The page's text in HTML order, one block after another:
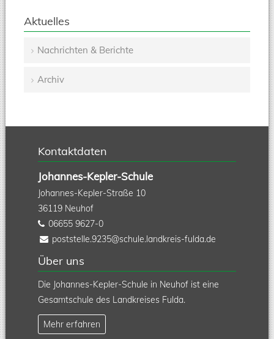
Aktuelles
überspringen
Nachrichten & Berichte
Archiv
Kontaktdaten
Johannes-Kepler-Schule
Johannes-Kepler-Straße 10
36119 Neuhof
06655 9627-0
poststelle.9235@schule.landkreis-fulda.de
Über uns
Die Johannes-Kepler-Schule in Neuhof ist eine
Gesamtschule des Landkreises Fulda.
Mehr erfahren